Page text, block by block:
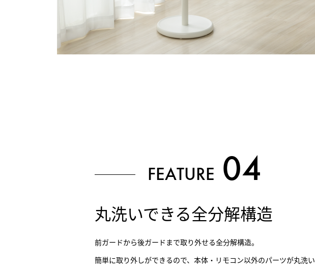
FEATURE
丸洗いできる全分解構造
前ガードから後ガードまで取り外せる全分解構造。
簡単に取り外しができるので、本体・リモコン以外のパーツが丸洗い